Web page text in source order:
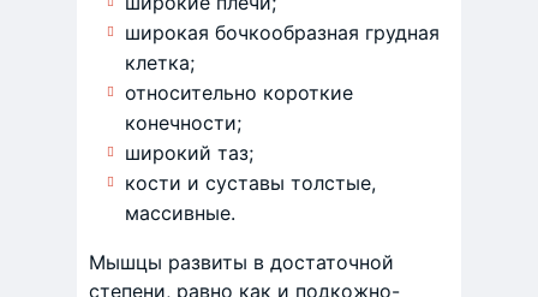
широкая бочкообразная грудная
клетка;
относительно короткие
конечности;
широкий таз;
кости и суставы толстые,
массивные.
Мышцы развиты в достаточной
степени, равно как и подкожно-